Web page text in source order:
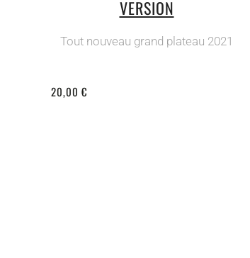
VERSION
Tout nouveau grand plateau 2021
20,00 €